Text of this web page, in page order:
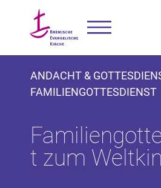
ANDACHT &
FAMILIENGOTTESDIENST
t zum